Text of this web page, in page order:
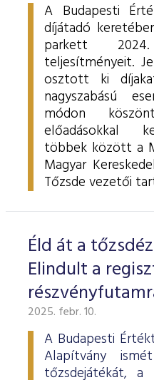
A Budapesti
díjátadó
parkett
teljesítményeit.
osztott ki
nagyszabású
módon
előadásokkal
többek között a
Magyar
Tőzsde vezetői
Éld át a
Elindult a
2025. febr. 10.
A Budapesti
Alapítvány
tőzsdejátékát, a